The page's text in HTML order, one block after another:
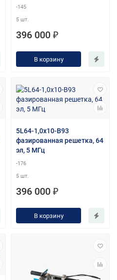
-145
5 шт.
396 000 ₽
В корзину
5L64-1,0х10-B93
фазированная решетка, 64
эл, 5 МГц
-176
5 шт.
396 000 ₽
В корзину